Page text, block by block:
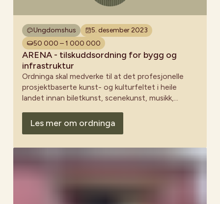
Ungdomshus
5. desember 2023
50 000 – 1 000 000
ARENA - tilskuddsordning for bygg og
infrastruktur
Ordninga skal medverke til at det profesjonelle
prosjektbaserte kunst- og kulturfeltet i heile
landet innan biletkunst, scenekunst, musikk,
kulturvernet har tilrettelagt, berekraftig og
hensiktsmessig infrastruktur for produksjon,
Les mer om ordninga